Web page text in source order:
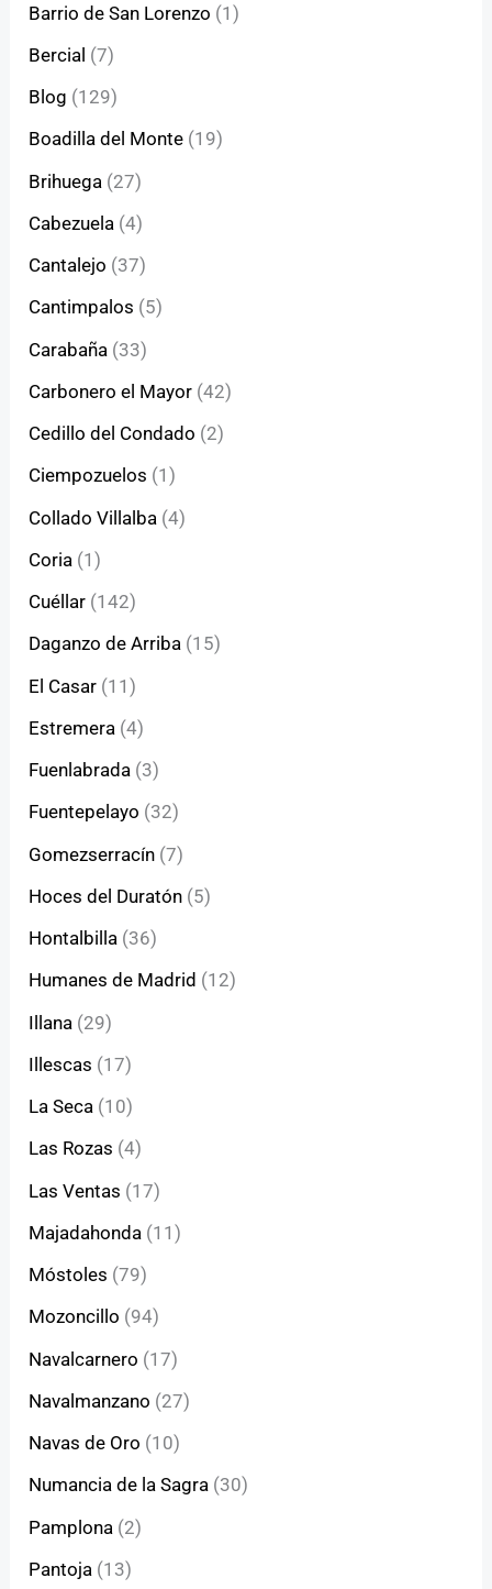
Barrio de San Lorenzo (1)
Bercial (7)
Blog (129)
Boadilla del Monte (19)
Brihuega (27)
Cabezuela (4)
Cantalejo (37)
Cantimpalos (5)
Carabaña (33)
Carbonero el Mayor (42)
Cedillo del Condado (2)
Ciempozuelos (1)
Collado Villalba (4)
Coria (1)
Cuéllar (142)
Daganzo de Arriba (15)
El Casar (11)
Estremera (4)
Fuenlabrada (3)
Fuentepelayo (32)
Gomezserracín (7)
Hoces del Duratón (5)
Hontalbilla (36)
Humanes de Madrid (12)
Illana (29)
Illescas (17)
La Seca (10)
Las Rozas (4)
Las Ventas (17)
Majadahonda (11)
Móstoles (79)
Mozoncillo (94)
Navalcarnero (17)
Navalmanzano (27)
Navas de Oro (10)
Numancia de la Sagra (30)
Pamplona (2)
Pantoja (13)